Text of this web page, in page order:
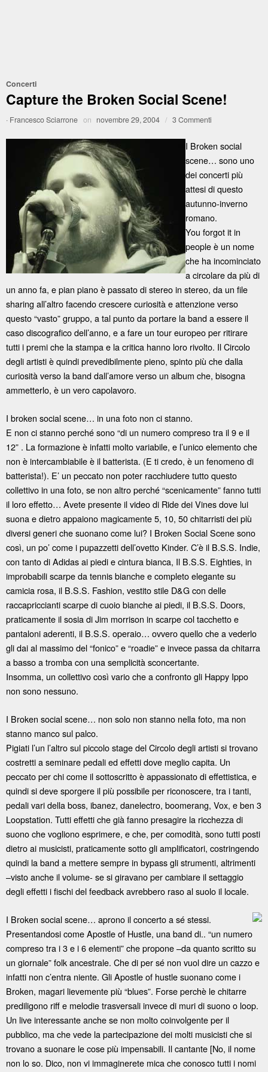
Concerti
Capture the Broken Social Scene!
· Francesco Sciarrone on novembre 29, 2004 / 3 Commenti
I Broken social
scene… sono uno
dei concerti più
attesi di questo
autunno-inverno
romano.
You forgot it in
people è un nome
che ha incominciato
a circolare da più di
un anno fa, e pian piano è passato di stereo in stereo, da un file
sharing all’altro facendo crescere curiosità e attenzione verso
questo “vasto” gruppo, a tal punto da portare la band a essere il
caso discografico dell’anno, e a fare un tour europeo per ritirare
tutti i premi che la stampa e la critica hanno loro rivolto. Il Circolo
degli artisti è quindi prevedibilmente pieno, spinto più che dalla
curiosità verso la band dall’amore verso un album che, bisogna
ammetterlo, è un vero capolavoro.
I broken social scene… in una foto non ci stanno.
E non ci stanno perché sono “di un numero compreso tra il 9 e il
12” . La formazione è infatti molto variabile, e l’unico elemento che
non è intercambiabile è il batterista. (E ti credo, è un fenomeno di
batterista!). E’ un peccato non poter racchiudere tutto questo
collettivo in una foto, se non altro perché “scenicamente” fanno tutti
il loro effetto… Avete presente il video di Ride dei Vines dove lui
suona e dietro appaiono magicamente 5, 10, 50 chitarristi dei più
diversi generi che suonano come lui? I Broken Social Scene sono
così, un po’ come i pupazzetti dell’ovetto Kinder. C’è il B.S.S. Indie,
con tanto di Adidas ai piedi e cintura bianca, Il B.S.S. Eighties, in
improbabili scarpe da tennis bianche e completo elegante su
camicia rosa, il B.S.S. Fashion, vestito stile D&G con delle
raccapriccianti scarpe di cuoio bianche ai piedi, il B.S.S. Doors,
praticamente il sosia di Jim morrison in scarpe col tacchetto e
pantaloni aderenti, il B.S.S. operaio… ovvero quello che a vederlo
gli dai al massimo del “fonico” e “roadie” e invece passa da chitarra
a basso a tromba con una semplicità sconcertante.
Insomma, un collettivo così vario che a confronto gli Happy Ippo
non sono nessuno.
I Broken social scene… non solo non stanno nella foto, ma non
stanno manco sul palco.
Pigiati l’un l’altro sul piccolo stage del Circolo degli artisti si trovano
costretti a seminare pedali ed effetti dove meglio capita. Un
peccato per chi come il sottoscritto è appassionato di effettistica, e
quindi si deve sporgere il più possibile per riconoscere, tra i tanti,
pedali vari della boss, ibanez, danelectro, boomerang, Vox, e ben 3
Loopstation. Tutti effetti che già fanno presagire la ricchezza di
suono che vogliono esprimere, e che, per comodità, sono tutti posti
dietro ai musicisti, praticamente sotto gli amplificatori, costringendo
quindi la band a mettere sempre in bypass gli strumenti, altrimenti
–visto anche il volume- se si giravano per cambiare il settaggio
degli effetti i fischi del feedback avrebbero raso al suolo il locale.
I Broken social scene… aprono il concerto a sé stessi.
Presentandosi come Apostle of Hustle, una band di.. “un numero
compreso tra i 3 e i 6 elementi” che propone –da quanto scritto su
un giornale” folk ancestrale. Che di per sé non vuol dire un cazzo e
infatti non c’entra niente. Gli Apostle of hustle suonano come i
Broken, magari lievemente più “blues”. Forse perchè le chitarre
prediligono riff e melodie trasversali invece di muri di suono o loop.
Un live interessante anche se non molto coinvolgente per il
pubblico, ma che vede la partecipazione dei molti musicisti che si
trovano a suonare le cose più impensabili. Il cantante [No, il nome
non lo so. Dico, non vi immaginerete mica che conosco tutti i nomi